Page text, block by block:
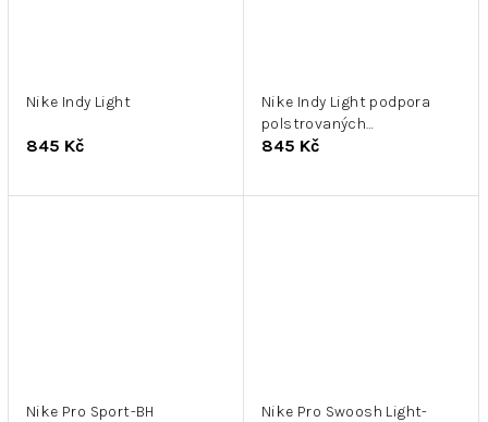
Nike Indy Light
845 Kč
Nike Indy Light podpora
polstrovaných
nastavitelných sportů
845 Kč
Nike Pro Sport-BH
Nike Pro Swoosh Light-